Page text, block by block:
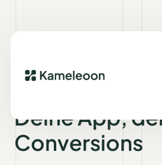
MOBILE A/B TESTING
Deine App,
Conversions